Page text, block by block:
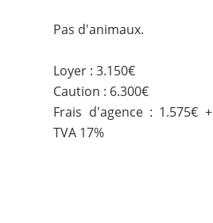
Pas d'animaux.
Loyer : 3.150€
Caution : 6.300€
Frais d'agence : 1.575€ +
TVA 17%